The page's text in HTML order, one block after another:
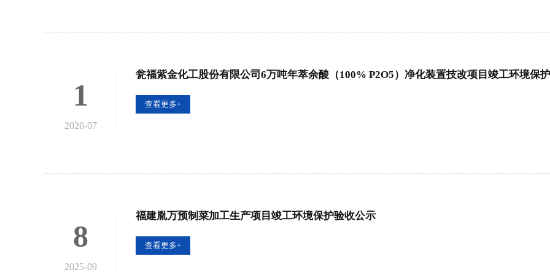
1
2026-07
瓮福紫金化工股份有限公司6万吨年萃余酸（100% P2O5）净化装置技改项目竣工环境保
查看更多+
8
2025-09
福建胤万预制菜加工生产项目竣工环境保护验收公示
查看更多+